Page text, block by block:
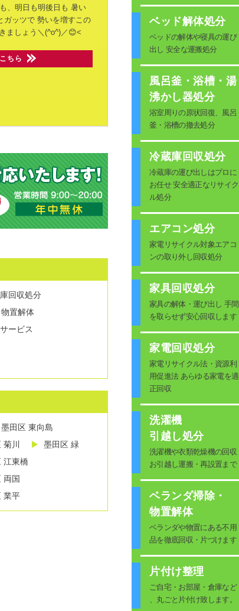
、明日も明後日も 暑い
ガッツで 勢いを増すこの
ましょう＼(^o^)／😊<
ちら
回収処分
置解体
ービス
墨田区 東向島
川
墨田区 緑
江東橋
両国
業平
ベッド解体処分
ベッドの解体や寝具の運び
出し 安全な運搬処分
風呂釜・浴槽・湯
沸かし器処分
浴室周りの原状回復、風呂
釜・浴槽の撤去処分
冷蔵庫回収処分
冷蔵庫の運び出しはプロに
お任せ 安全適正なリサイク
ル処分
エアコン処分
家電リサイクル対象エアコ
ンの取り外し回収処分
家具回収処分
家具の解体・運び出し 手間
を取らせず安心回収します
家電回収処分
家電リサイクル法・資源利
用促進法 あらゆる家電を適
正回収
洗濯機
引越し処分
洗濯機や衣類乾燥機の回収
お引越し運搬・再設置まで
ベランダ掃除・
物置解体
ベランダや物置にある不用
品を徹底回収・片づけます
片付け整理
ご自宅・お部屋・倉庫など
、丸ごと片付け致します。